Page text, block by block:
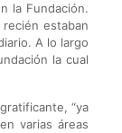
la Fundación.
estaban
A lo largo
la cual
“ya
varias áreas